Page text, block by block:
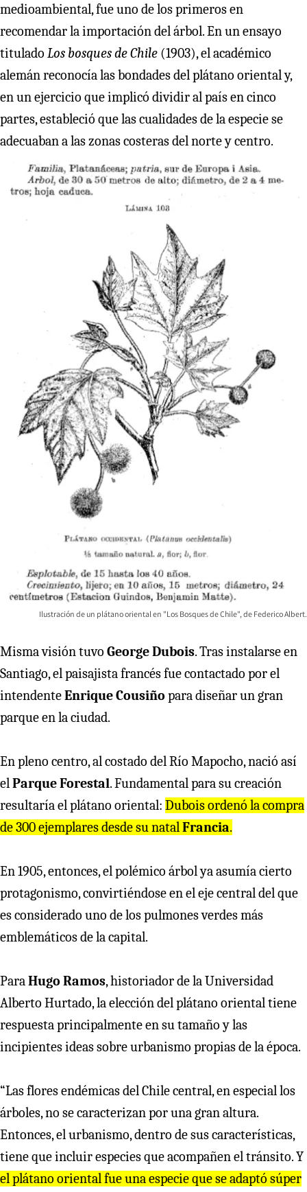
medioambiental, fue uno de los primeros en
recomendar la importación del árbol. En un ensayo
titulado Los bosques de Chile (1903), el académico
alemán reconocía las bondades del plátano oriental y,
en un ejercicio que implicó dividir al país en cinco
partes, estableció que las cualidades de la especie se
adecuaban a las zonas costeras del norte y centro.
Ilustración de un plátano oriental en "Los Bosques de Chile", de Federico Albert.
Misma visión tuvo George Dubois. Tras instalarse en
Santiago, el paisajista francés fue contactado por el
intendenteEnrique Cousiño para diseñar un gran
parque en la ciudad.
En pleno centro, al costado del Río Mapocho, nació así
elParque Forestal. Fundamental para su creación
resultaría el plátano oriental: Dubois ordenó la compra
de 300 ejemplares desde su natalFrancia.
En 1905, entonces, el polémico árbol ya asumía cierto
protagonismo, convirtiéndose en el eje central del que
es considerado uno de los pulmones verdes más
emblemáticos de la capital.
ParaHugo Ramos, historiador de la Universidad
Alberto Hurtado, la elección del plátano oriental tiene
respuesta principalmente en su tamaño y las
incipientes ideas sobre urbanismo propias de la época.
“Las flores endémicas del Chile central, en especial los
árboles, no se caracterizan por una gran altura.
Entonces, el urbanismo, dentro de sus características,
tiene que incluir especies que acompañen el tránsito. Y
el plátano oriental fue una especie que se adaptó súper